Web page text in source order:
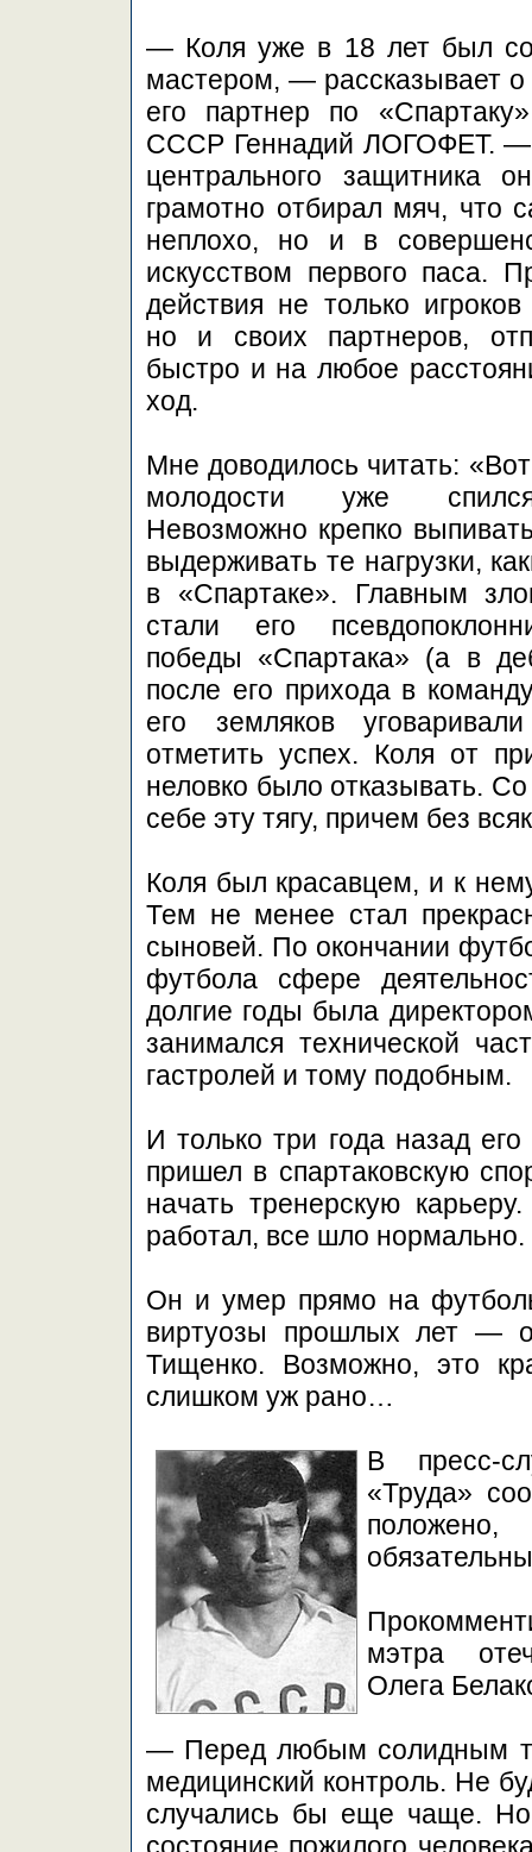
— Коля уже в 18 лет был
мастером, — рассказывает о
его партнер по
СССР Геннадий ЛОГОФЕТ. —
центрального защитника
грамотно отбирал мяч, что
неплохо, но и в
искусством первого паса.
действия не только игроков
но и своих партнеров,
быстро и на любое
ход.
Мне доводилось читать:
молодости уже
Невозможно крепко
выдерживать те нагрузки,
в «Спартаке». Главным
стали его
победы «Спартака» (а в
после его прихода в
его земляков
отметить успех. Коля от
неловко было отказывать.
себе эту тягу, причем без
Коля был красавцем, и к
Тем не менее стал
сыновей. По окончании
футбола сфере
долгие годы была
занимался технической
гастролей и тому подобным.
И только три года назад
пришел в спартаковскую
начать тренерскую
работал, все шло нормально.
Он и умер прямо на
виртуозы прошлых лет —
Тищенко. Возможно, это
слишком уж рано…
В пресс-
«Труда»
мэтра
Олега
— Перед любым солидным
медицинский контроль. Не
случались бы еще чаще. Но